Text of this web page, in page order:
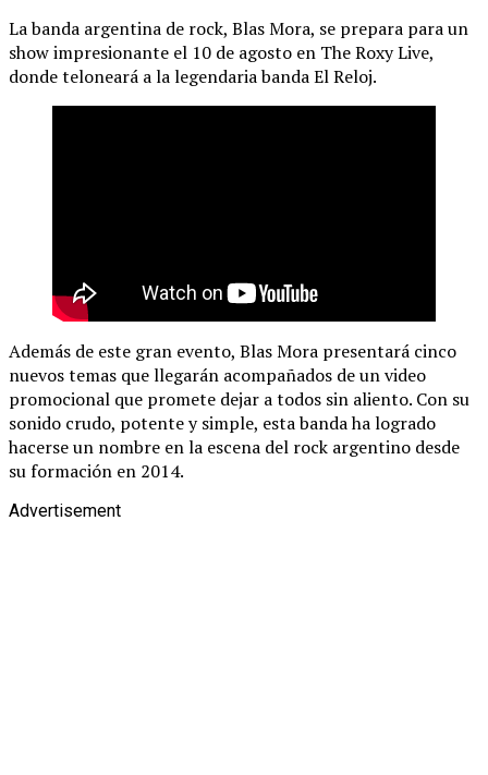
La banda argentina de rock, Blas Mora, se prepara para un
show impresionante el 10 de agosto en The Roxy Live,
donde teloneará a la legendaria banda El Reloj.
Además de este gran evento, Blas Mora presentará cinco
nuevos temas que llegarán acompañados de un video
promocional que promete dejar a todos sin aliento. Con su
sonido crudo, potente y simple, esta banda ha logrado
hacerse un nombre en la escena del rock argentino desde
su formación en 2014.
Advertisement